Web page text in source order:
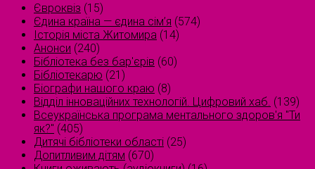
Євроквіз (15)
Єдина країна — єдина сім’я (574)
Історія міста Житомира (14)
Анонси (240)
Бібліотека без бар'єрів (60)
Бібліотекарю (21)
Біографи нашого краю (8)
Відділ інноваційних технологій. Цифровий хаб. (139)
Всеукраїнська програма ментального здоров'я "Ти
як?" (405)
Дитячі бібліотеки області (25)
Допитливим дітям (670)